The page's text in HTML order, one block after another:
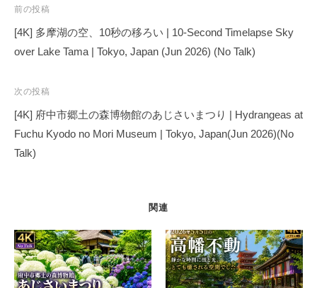
o
k
n
投
稿
ナ
ゲ
ー
シ
ョ
前の投稿
[4K] 多摩湖の空、10秒の移ろい | 10-Second Timelapse Sky
over Lake Tama | Tokyo, Japan (Jun 2026) (No Talk)
次の投稿
[4K] 府中市郷土の森博物館のあじさいまつり | Hydrangeas at
Fuchu Kyodo no Mori Museum | Tokyo, Japan(Jun 2026)(No
Talk)
関連